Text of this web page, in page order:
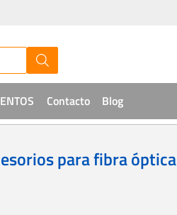
Contacto Blog
para fibra óptica